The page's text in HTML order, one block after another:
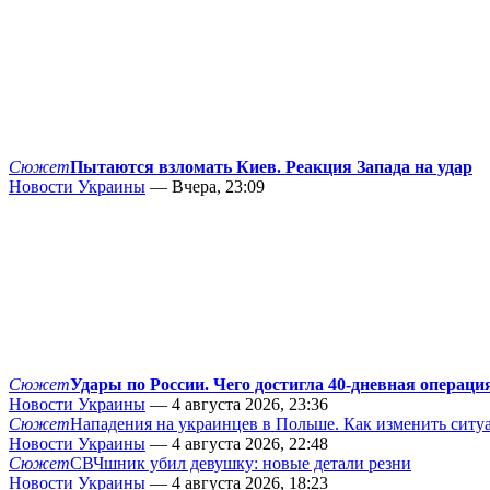
СюжетПытаются взломать Киев. Реакция Запада на удар
Новости Украины — Вчера, 23:09
СюжетУдары по России. Чего достигла 40-дневная
Новости Украины — 4 августа 2026, 23:36
СюжетНападения на украинцев в Польше. Как изменить
Новости Украины — 4 августа 2026, 22:48
СюжетСВЧшник убил девушку: новые детали резни
Новости Украины — 4 августа 2026, 18:23